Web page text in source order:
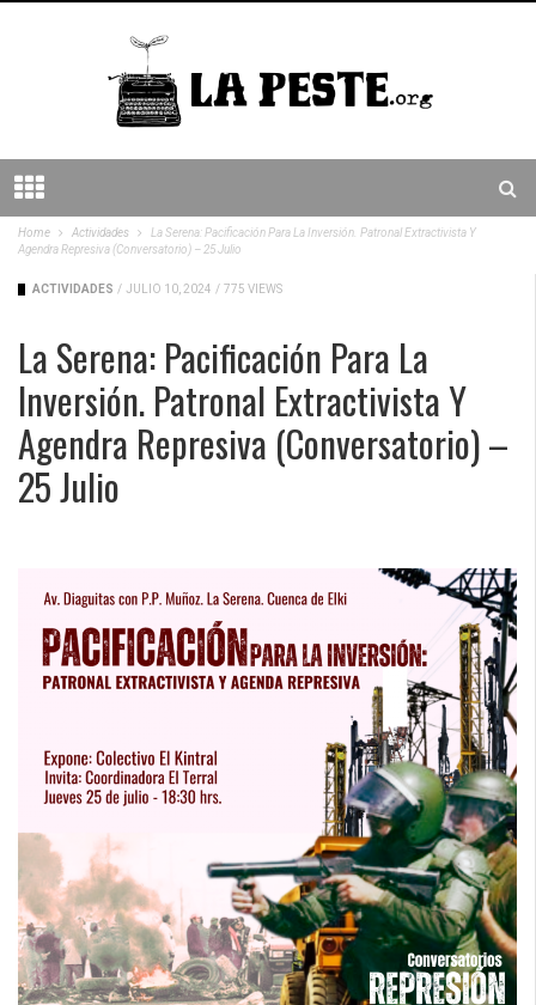
Home Actividades
La Serena: Pacificación Para La Inversión. Patronal Extractivista Y
Agendra Represiva (conversatorio) – 25 Julio
ACTIVIDADES / JULIO 10, 2024 / 775 VIEWS
La Serena: Pacificación Para La
Inversión. Patronal Extractivista Y
Agendra Represiva (conversatorio) –
25 Julio